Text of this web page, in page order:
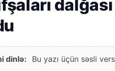
dinlə: Bu yazı üçün səsli